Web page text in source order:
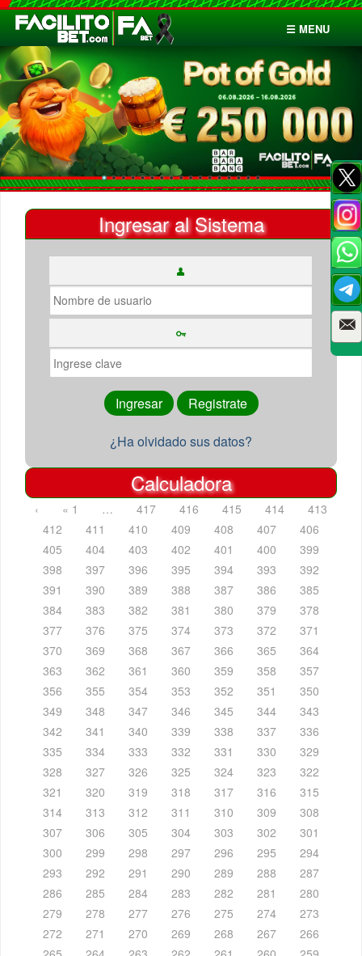
☰ MENU
Inicio
Apuestas
Cuentas
Ingresar al Sistema
¿Ha olvidado sus datos?
Calculadora
‹ « 1 … 417 416 415 414
413
412
411 410 409 408 407
406
405
404 403 402 401 400
399
398
397 396 395 394 393
392
391
390 389 388 387 386
385
384
383 382 381 380 379
378
377
376 375 374 373 372
371
370
369 368 367 366 365
364
363
362 361 360 359 358
357
356
355 354 353 352 351
350
349
348 347 346 345 344
343
342
341 340 339 338 337
336
335
334 333 332 331 330
329
328
327 326 325 324 323
322
321
320 319 318 317 316
315
314
313 312 311 310 309
308
307
306 305 304 303 302
301
300
299 298 297 296 295
294
293
292 291 290 289 288
287
286
285 284 283 282 281
280
279
278 277 276 275 274
273
272
271 270 269 268 267
266